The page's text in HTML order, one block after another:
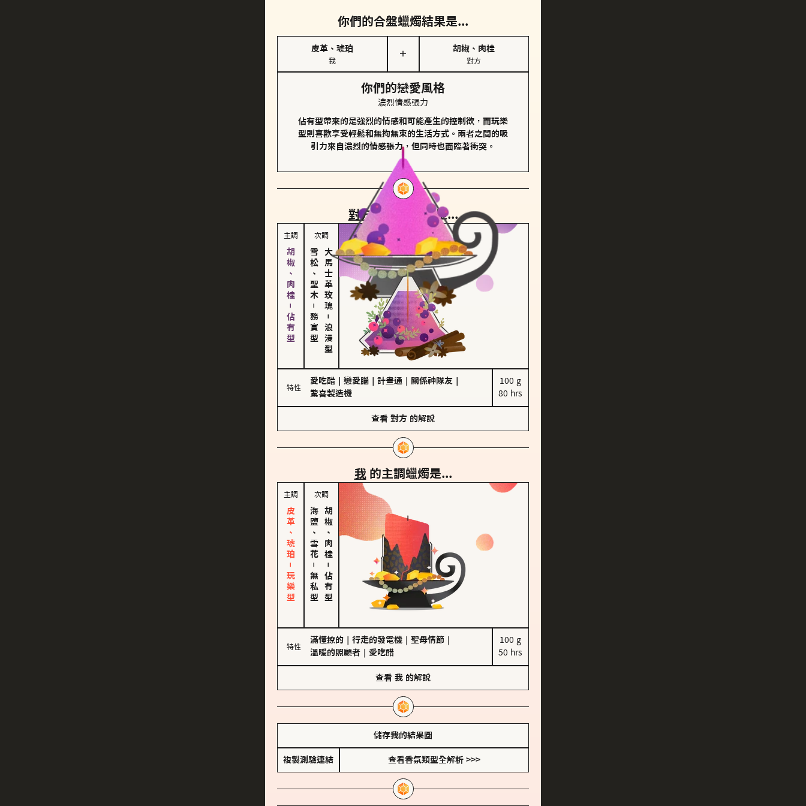
你們的合盤蠟燭結果是...
皮革、琥珀
我
＋
胡椒、肉桂
對方
你們的戀愛風格
濃烈情感張力
佔有型帶來的是強烈的情感和可能產生的控制欲，而玩樂
型則喜歡享受輕鬆和無拘無束的生活方式。兩者之間的吸
引力來自濃烈的情感張力，但同時也面臨著衝突。
對方的主調蠟燭是...
主調
胡椒、肉桂－佔有型
次調
雪松、聖木
－
務實型
大馬士革玫瑰
－
浪漫型
特性
愛吃醋 戀愛腦 計畫通 關係神隊友
驚喜製造機
100 g
80 hrs
查看 對方 的解說
我 的主調蠟燭是...
主調
皮革、琥珀－玩樂型
次調
海鹽、雪花
－
無私型
胡椒、肉桂
－
佔有型
特性
滿懂撩的 行走的發電機 聖母情節
溫暖的照顧者
愛吃醋
100 g
50 hrs
查看 我 的解說
儲存我的結果圖
複製測驗連結 查看香氛類型全解析 >>>